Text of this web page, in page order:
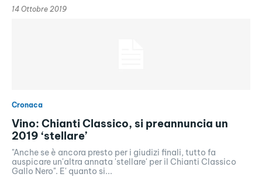
14 Ottobre 2019
Cronaca
Vino: Chianti Classico, si preannuncia un
2019 ‘stellare’
"Anche se è ancora presto per i giudizi finali, tutto fa
auspicare un'altra annata 'stellare' per il Chianti Classico
Gallo Nero". E' quanto si...